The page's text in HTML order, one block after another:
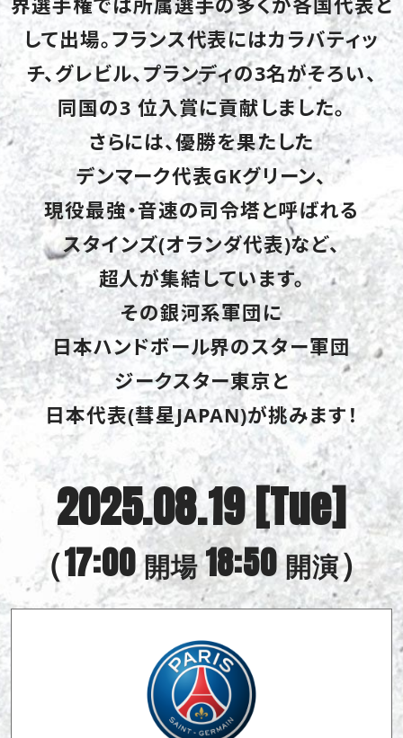
して出場。フランス代表にはカラバティッ
チ、グレビル、プランディの3名がそろい、
同国の3 位入賞に貢献しました。
さらには、優勝を果たした
デンマーク代表GKグリーン、
現役最強・音速の司令塔と呼ばれる
スタインズ(オランダ代表)など、
超人が集結しています。
その銀河系軍団に
日本ハンドボール界のスター軍団
ジークスター東京と
日本代表(彗星JAPAN)が挑みます！
2025.08.19 [Tue]
（17:00開場18:50開演）